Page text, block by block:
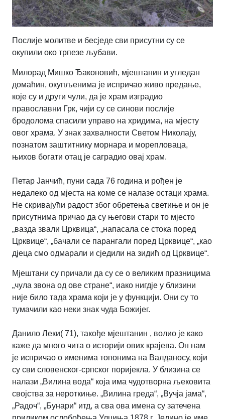
Послије молитве и бесједе сви присутни су се
окупили око трпезе љубави.
Милорад Мишко Ђаконовић, мјештанин и угледан
домаћин, окупљенима је испричао живо предање,
које су и други чули, да је храм изградио
православни Грк, чији су се синови послије
бродолома спасили управо на хридима, на мјесту
овог храма. У знак захвалности Светом Николају,
познатом заштитнику морнара и морепловаца,
њихов богати отац је саградио овај храм.
Петар Јанчић, пуни сада 76 година и рођен је
недалеко од мјеста на коме се налазе остаци храма.
Не скривајући радост због обретења светиње и он је
присутнима причао да су његови стари то мјесто
„вазда звали Црквица“, „напасала се стока поред
Црквице“, „бачали се парангали поред Црквице“, „као
дјеца смо одмарали и сједили на зидић од Црквице“.
Мјештани су причали да су се о великим празницима
„чула звона од ове стране“, иако нигдје у близини
није било тада храма који је у функцији. Они су то
тумачили као неки знак чуда Божијег.
Данило Леки( 71), такође мјештанин , волио је како
каже да много чита о историји ових крајева. Он нам
је испричао о именима топонима на Валданосу, који
су сви словенског-српског поријекла. У близина се
налази „Вилина вода“ која има чудотворна љековита
својства за нероткиње. „Вилина греда“, „Вучја јама“,
„Радоч“, „Бунари“ итд, а сва ова имена су затечена